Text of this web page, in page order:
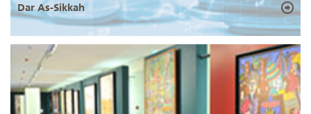
Dar As-Sikkah